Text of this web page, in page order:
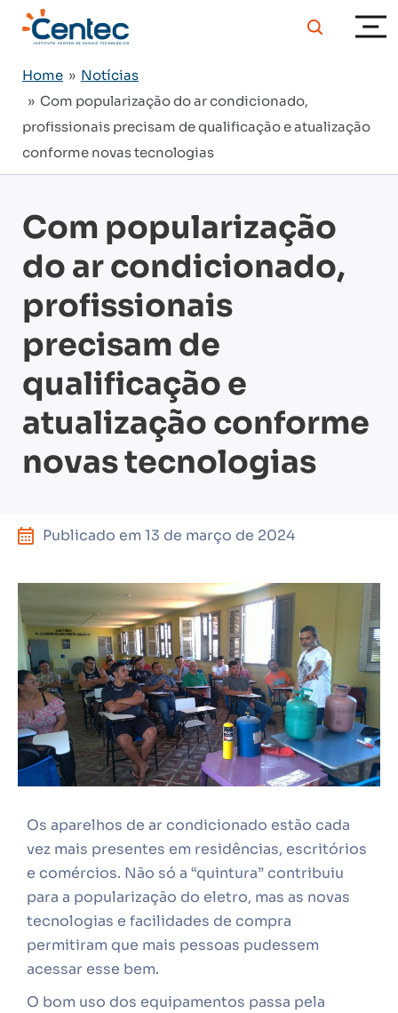
Home » Notícias
» Com popularização do ar condicionado,
profissionais precisam de qualificação e atualização
conforme novas tecnologias
Com popularização
do ar condicionado,
profissionais
precisam de
qualificação e
atualização conforme
novas tecnologias
Publicado em 13 de março de 2024
Os aparelhos de ar condicionado estão cada
vez mais presentes em residências, escritórios
e comércios. Não só a “quintura” contribuiu
para a popularização do eletro, mas as novas
tecnologias e facilidades de compra
permitiram que mais pessoas pudessem
acessar esse bem.
O bom uso dos equipamentos passa pela